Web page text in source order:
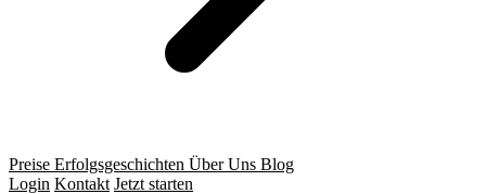
Preise Erfolgsgeschichten Über Uns Blog
Login Kontakt Jetzt starten